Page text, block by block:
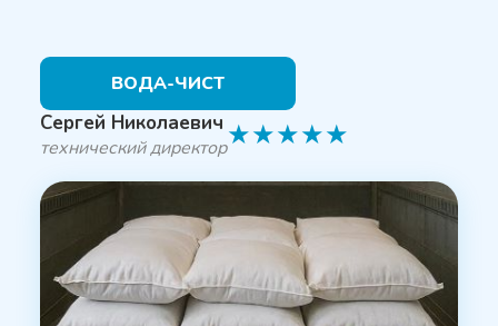
ВОДА-ЧИСТ
Сергей Николаевич
технический директор★★★★★